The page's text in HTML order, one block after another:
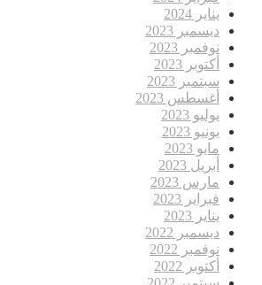
يناير 2024
ديسمبر 2023
نوفمبر 2023
أكتوبر 2023
سبتمبر 2023
أغسطس 2023
يوليو 2023
يونيو 2023
مايو 2023
أبريل 2023
مارس 2023
فبراير 2023
يناير 2023
ديسمبر 2022
نوفمبر 2022
أكتوبر 2022